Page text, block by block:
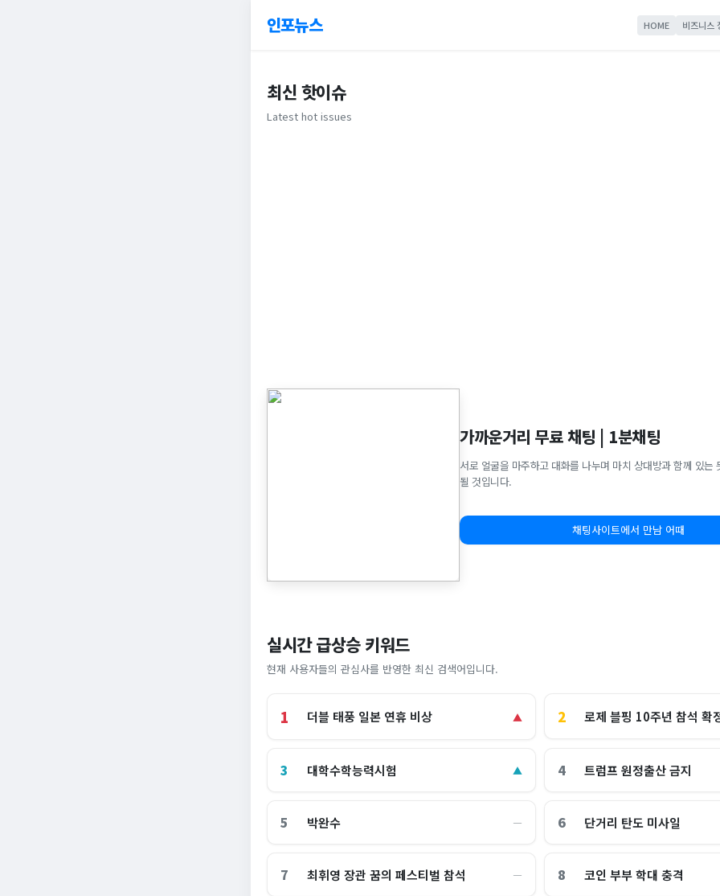
인포뉴스 HOME 비즈니스
최신 핫이슈
Latest hot issues
가까운거리 무료 채팅 | 1분채팅
서로 얼굴을 마주하고 대화를 나누며 마치 상대방과 함께 있는
될 것입니다.
채팅사이트에서 만남 어때
실시간 급상승 키워드
현재 사용자들의 관심사를 반영한 최신 검색어입니다.
1 더블 태풍 일본 연휴 비상 ▲ 2 로제 블핑 10주년 참석 확
3 대학수학능력시험 ▲ 4 트럼프 원정출산 금지
5 박완수 ― 6 단거리 탄도 미사일
7 최휘영 장관 꿈의 페스티벌 참석 ― 8 코인 부부 학대 충격